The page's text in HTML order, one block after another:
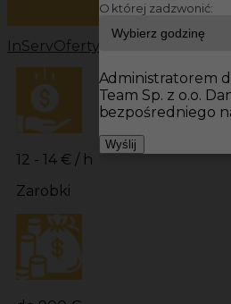
InServOferty pracy Prace
12 - 14 € / h
Zarobki
O której zadzwonić:
Administratorem
Team Sp. z o.o.
bezpośredniego
Wyślij